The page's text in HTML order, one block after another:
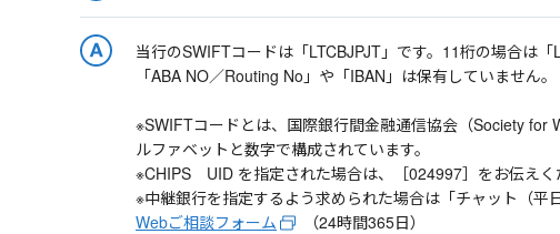
当行のSWIFTコードは「LTCBJPJT」です。11桁の場合は「
「ABA NO／Routing No」や「IBAN」は保有していません。
※SWIFTコードとは、国際銀行間金融通信協会（Society
ルファベットと数字で構成されています。
※CHIPS UID を指定された場合は、［024997］をお伝えく
※中継銀行を指定するよう求められた場合は「チャット（平
Webご相談フォーム
（24時間365日）